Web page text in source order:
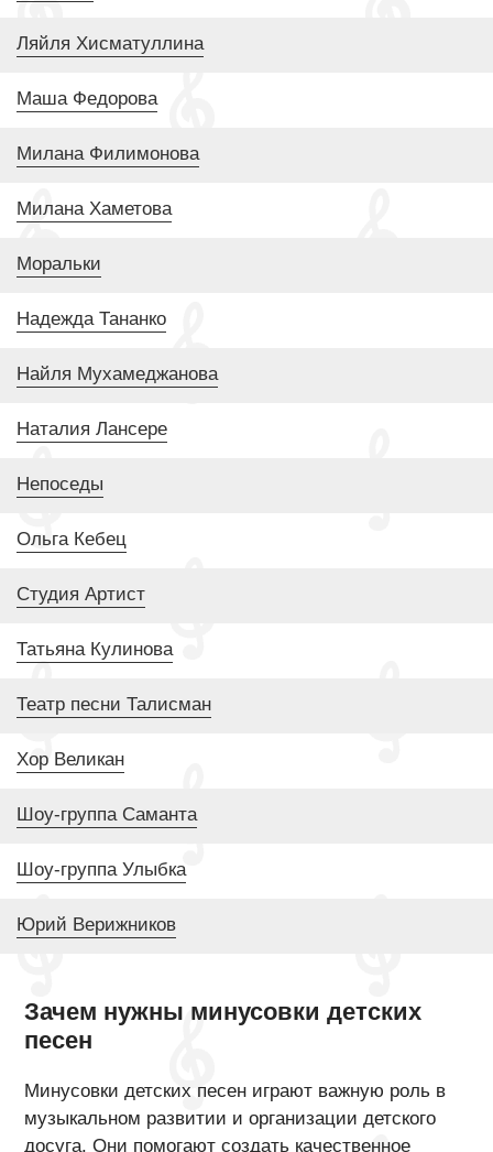
Ляйля Хисматуллина
Маша Федорова
Милана Филимонова
Милана Хаметова
Моральки
Надежда Тананко
Найля Мухамеджанова
Наталия Лансере
Непоседы
Ольга Кебец
Студия Артист
Татьяна Кулинова
Театр песни Талисман
Хор Великан
Шоу-группа Саманта
Шоу-группа Улыбка
Юрий Верижников
Зачем нужны минусовки детских
песен
Минусовки детских песен играют важную роль в
музыкальном развитии и организации детского
досуга. Они помогают создать качественное